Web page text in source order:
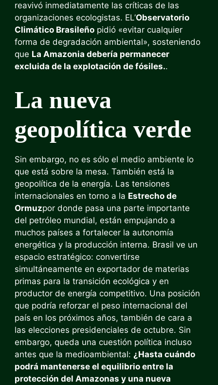
reavivó inmediatamente las críticas de las
organizaciones ecologistas. EL’Observatorio
Climático Brasileño pidió «evitar cualquier
forma de degradación ambiental», sosteniendo
que La Amazonia debería permanecer
excluida de la explotación de fósiles..
La nueva
geopolítica verde
Sin embargo, no es sólo el medio ambiente lo
que está sobre la mesa. También está la
geopolítica de la energía. Las tensiones
internacionales en torno a la Estrecho de
Ormuzpor donde pasa una parte importante
del petróleo mundial, están empujando a
muchos países a fortalecer la autonomía
energética y la producción interna. Brasil ve un
espacio estratégico: convertirse
simultáneamente en exportador de materias
primas para la transición ecológica y en
productor de energía competitivo. Una posición
que podría reforzar el peso internacional del
país en los próximos años, también de cara a
las elecciones presidenciales de octubre. Sin
embargo, queda una cuestión política incluso
antes que la medioambiental: ¿Hasta cuándo
podrá mantenerse el equilibrio entre la
protección del Amazonas y una nueva